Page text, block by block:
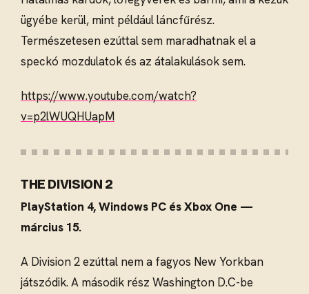
ügyébe kerül, mint például láncfűrész.
Természetesen ezúttal sem maradhatnak el a
speckó mozdulatok és az átalakulások sem.
https://www.youtube.com/watch?
v=p2lWUQHUapM
THE DIVISION 2
PlayStation 4, Windows PC és Xbox One —
március 15.
A Division 2 ezúttal nem a fagyos New Yorkban
játszódik. A második rész Washington D.C-be